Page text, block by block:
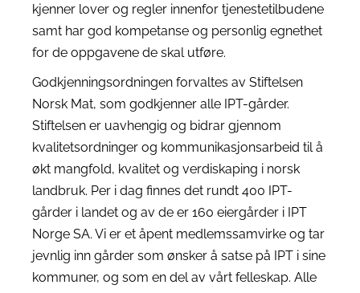
kjenner lover og regler innenfor tjenestetilbudene
samt har god kompetanse og personlig egnethet
for de oppgavene de skal utføre.
Godkjenningsordningen forvaltes av Stiftelsen
Norsk Mat, som godkjenner alle IPT-gårder.
Stiftelsen er uavhengig og bidrar gjennom
kvalitetsordninger og kommunikasjonsarbeid til å
økt mangfold, kvalitet og verdiskaping i norsk
landbruk. Per i dag finnes det rundt 400 IPT-
gårder i landet og av de er 160 eiergårder i IPT
Norge SA. Vi er et åpent medlemssamvirke og tar
jevnlig inn gårder som ønsker å satse på IPT i sine
kommuner, og som en del av vårt felleskap. Alle